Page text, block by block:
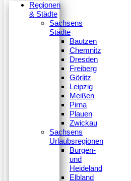
Regionen
& Städte
Sachsens
Städte
Bautzen
Chemnitz
Dresden
Freiberg
Görlitz
Leipzig
Meißen
Pirna
Plauen
Zwickau
Sachsens
Urlaubsregionen
Burgen-
und
Heideland
Elbland